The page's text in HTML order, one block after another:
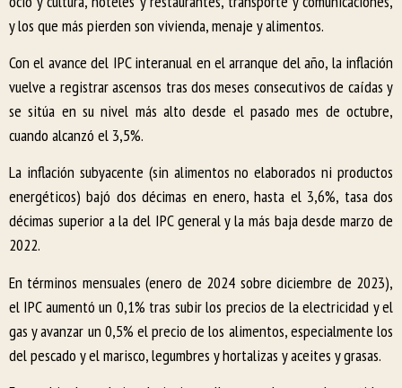
y los que más pierden son vivienda, menaje y alimentos.
Con el avance del IPC interanual en el arranque del año, la inflación
vuelve a registrar ascensos tras dos meses consecutivos de caídas y
se sitúa en su nivel más alto desde el pasado mes de octubre,
cuando alcanzó el 3,5%.
La inflación subyacente (sin alimentos no elaborados ni productos
energéticos) bajó dos décimas en enero, hasta el 3,6%, tasa dos
décimas superior a la del IPC general y la más baja desde marzo de
2022.
En términos mensuales (enero de 2024 sobre diciembre de 2023),
el IPC aumentó un 0,1% tras subir los precios de la electricidad y el
gas y avanzar un 0,5% el precio de los alimentos, especialmente los
del pescado y el marisco, legumbres y hortalizas y aceites y grasas.